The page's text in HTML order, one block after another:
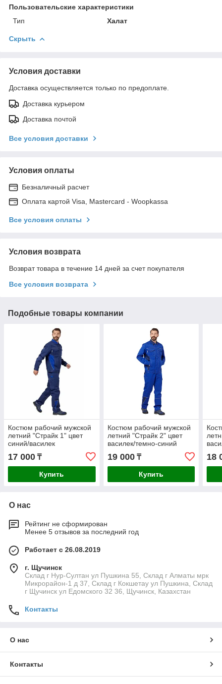
Пользовательские характеристики
Тип
Халат
Скрыть
Условия доставки
Доставка осуществляется только по предоплате.
Доставка курьером
Доставка почтой
Все условия доставки
Условия оплаты
Безналичный расчет
Оплата картой Visa, Mastercard - Woopkassa
Все условия оплаты
Условия возврата
Возврат товара в течение 14 дней за счет покупателя
Все условия возврата
Подобные товары компании
Костюм рабочий мужской
летний "Страйк 1" цвет
синий/василек
17 000 ₸
Купить
Костюм рабочий мужской
летний "Страйк 2" цвет
василек/темно-синий
19 000₸
Купить
18
О нас
Рейтинг не сформирован
Менее 5 отзывов за последний год
Работает с 26.08.2019
г. Щучинск
Склад г Нур-Султан ул Пушкина 55, Склад г Алматы мрк
Микрорайон-1 д 37, Склад г Кокшетау ул Пушкина, Склад
г Щучинск ул Едомского 32 36, Щучинск, Казахстан
Контакты
О нас
Контакты